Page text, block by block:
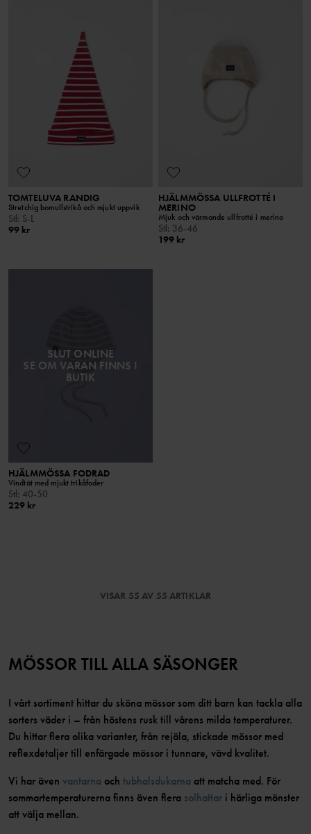
TOMTELUVA RANDIG
Stretchig bomullstrikå och mjukt uppvik
Stl: S-L
99 kr
HJÄLMMÖSSA ULLFROTTÉ I
MERINO
Mjuk och värmande ullfrotté i merino
Stl: 36-46
199 kr
SLUT ONLINE
SE OM VARAN FINNS I
BUTIK
HJÄLMMÖSSA FODRAD
Vindtät med mjukt trikåfoder
Stl: 40-50
229 kr
VISAR 55 AV 55 ARTIKLAR
MÖSSOR TILL ALLA SÄSONGER
I vårt sortiment hittar du sköna mössor som ditt barn kan tackla alla
sorters väder i – från höstens rusk till vårens milda temperaturer.
Du hittar flera olika varianter, från rejäla, stickade mössor med
reflexdetaljer till enfärgade mössor i tunnare, vävd kvalitet.
Vi har även vantarna och tubhalsdukarna att matcha med. För
sommartemperaturerna finns även flera solhattar i härliga mönster
att välja mellan.